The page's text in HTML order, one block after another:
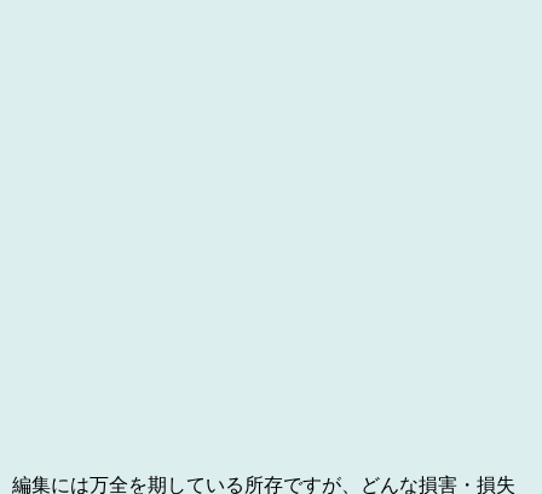
編集には万全を期している所存ですが、どんな損害・損失